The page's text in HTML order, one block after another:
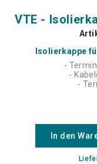
Isolierkappe
-
-
-
In den